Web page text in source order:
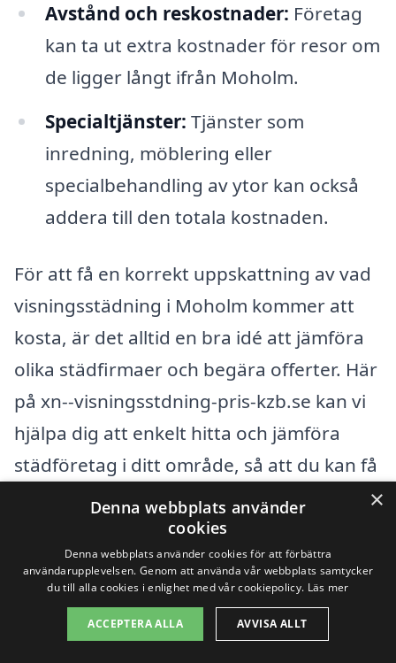
Avstånd och reskostnader: Företag
kan ta ut extra kostnader för resor om
de ligger långt ifrån Moholm.
Specialtjänster: Tjänster som
inredning, möblering eller
specialbehandling av ytor kan också
addera till den totala kostnaden.
För att få en korrekt uppskattning av vad
visningsstädning i Moholm kommer att
kosta, är det alltid en bra idé att jämföra
olika städfirmaer och begära offerter. Här
på xn--visningsstdning-pris-kzb.se kan vi
hjälpa dig att enkelt hitta och jämföra
städföretag i ditt område, så att du kan få
det bästa priset för visningsstädning. Det
är viktigt att välja ett pålitligt företag som
har erfarenhet inom området för att
säkerställa att ditt hem ser sitt bästa ut på
visningsdagen.
×
Denna webbplats använder
cookies
Denna webbplats använder cookies för att förbättra
användarupplevelsen. Genom att använda vår webbplats samtycker
du till alla cookies i enlighet med vår cookiepolicy. Läs mer
ACCEPTERA ALLA AVVISA ALLT